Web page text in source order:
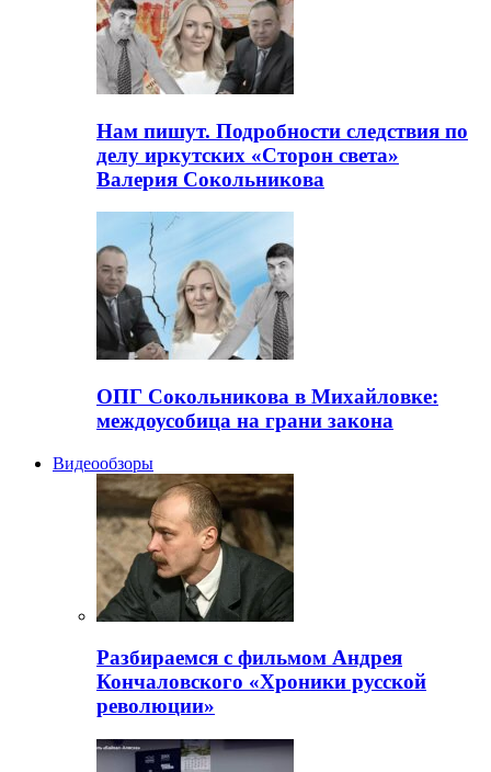
Нам пишут. Подробности следствия по
делу иркутских «Сторон света»
Валерия Сокольникова
ОПГ Сокольникова в Михайловке:
междоусобица на грани закона
Видеообзоры
Разбираемся с фильмом Андрея
Кончаловского «Хроники русской
революции»